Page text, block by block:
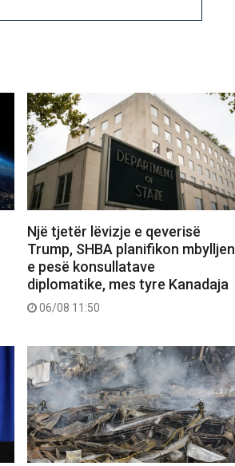
Një tjetër lëvizje e qeverisë
Trump, SHBA planifikon mbylljen
e pesë konsullatave
diplomatike, mes tyre Kanadaja
06/08 11:50